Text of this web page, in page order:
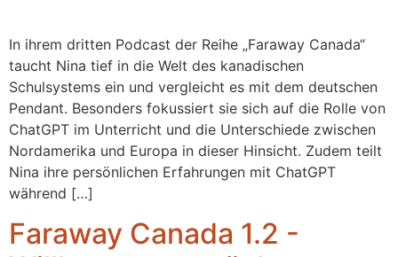
In ihrem dritten Podcast der Reihe „Faraway Canada“
taucht Nina tief in die Welt des kanadischen
Schulsystems ein und vergleicht es mit dem deutschen
Pendant. Besonders fokussiert sie sich auf die Rolle von
ChatGPT im Unterricht und die Unterschiede zwischen
Nordamerika und Europa in dieser Hinsicht. Zudem teilt
Nina ihre persönlichen Erfahrungen mit ChatGPT
während […]
Faraway Canada 1.2 -